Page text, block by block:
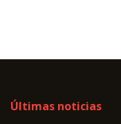
Últimas noticias